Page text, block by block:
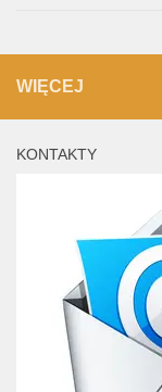
WIĘCEJ
KONTAKTY